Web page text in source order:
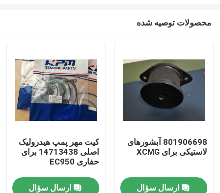
صفحه اصلی
محصولات توصیه شده
801906698 آبشورهای
لاستیکی برای XCMG
ارسال سؤال
کیت مهر پمپ هیدرولیک
اصلی 14713438 برای
حفاری EC950
ارسال سؤال